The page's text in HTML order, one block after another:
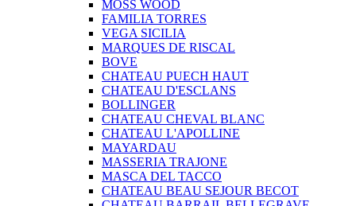
MOSS WOOD
FAMILIA TORRES
VEGA SICILIA
MARQUES DE RISCAL
BOVE
CHATEAU PUECH HAUT
CHATEAU D'ESCLANS
BOLLINGER
CHATEAU CHEVAL BLANC
CHATEAU L'APOLLINE
MAYARDAU
MASSERIA TRAJONE
MASCA DEL TACCO
CHATEAU BEAU SEJOUR BECOT